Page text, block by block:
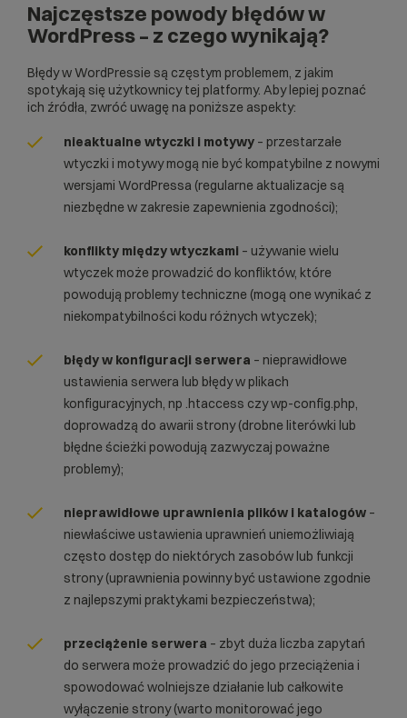
Najczęstsze powody błędów w
WordPress – z czego wynikają?
Błędy w WordPressie są częstym problemem, z jakim
spotykają się użytkownicy tej platformy. Aby lepiej poznać
ich źródła, zwróć uwagę na poniższe aspekty:
nieaktualne wtyczki i motywy – przestarzałe
wtyczki i motywy mogą nie być kompatybilne z nowymi
wersjami WordPressa (regularne aktualizacje są
niezbędne w zakresie zapewnienia zgodności);
konflikty między wtyczkami – używanie wielu
wtyczek może prowadzić do konfliktów, które
powodują problemy techniczne (mogą one wynikać z
niekompatybilności kodu różnych wtyczek);
błędy w konfiguracji serwera – nieprawidłowe
ustawienia serwera lub błędy w plikach
konfiguracyjnych, np .htaccess czy wp-config.php,
doprowadzą do awarii strony (drobne literówki lub
błędne ścieżki powodują zazwyczaj poważne
problemy);
nieprawidłowe uprawnienia plików i katalogów –
niewłaściwe ustawienia uprawnień uniemożliwiają
często dostęp do niektórych zasobów lub funkcji
strony (uprawnienia powinny być ustawione zgodnie
z najlepszymi praktykami bezpieczeństwa);
przeciążenie serwera – zbyt duża liczba zapytań
do serwera może prowadzić do jego przeciążenia i
spowodować wolniejsze działanie lub całkowite
wyłączenie strony (warto monitorować jego